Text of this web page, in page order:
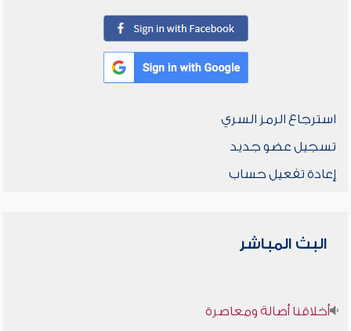
استرجاع الرمز السري
تسجيل عضو جديد
إعادة تفعيل حساب
البث المباشر
أخلاقنا أصالة ومعاصرة